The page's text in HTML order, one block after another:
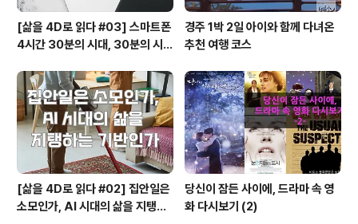
[삶을 4D로 읽다 #03] 스마트폰
4시간 30분의 시대, 30분의 시간
경주 1박 2일 아이와 함께 다녀온
추천 여행 코스
[삶을 4D로 읽다 #02] 집안일은
소모인가, AI 시대의 삶을 지탱하
당신이 잠든 사이에, 드라마 속 영
화 다시보기 (2)